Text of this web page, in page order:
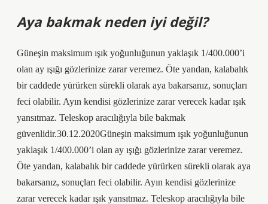
Aya bakmak neden iyi değil?
Güneşin maksimum ışık yoğunluğunun yaklaşık 1/400.000’i
olan ay ışığı gözlerinize zarar veremez. Öte yandan, kalabalık
bir caddede yürürken sürekli olarak aya bakarsanız, sonuçları
feci olabilir. Ayın kendisi gözlerinize zarar verecek kadar ışık
yansıtmaz. Teleskop aracılığıyla bile bakmak
güvenlidir.30.12.2020Güneşin maksimum ışık yoğunluğunun
yaklaşık 1/400.000’i olan ay ışığı gözlerinize zarar veremez.
Öte yandan, kalabalık bir caddede yürürken sürekli olarak aya
bakarsanız, sonuçları feci olabilir. Ayın kendisi gözlerinize
zarar verecek kadar ışık yansıtmaz. Teleskop aracılığıyla bile